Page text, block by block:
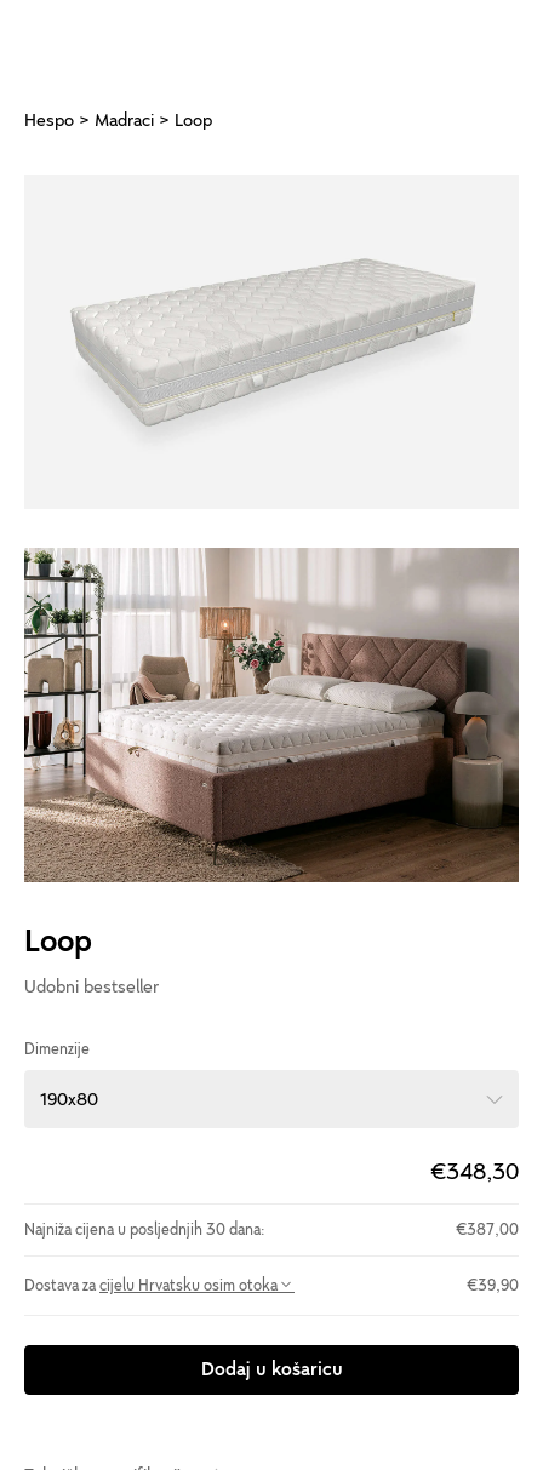
Hespo > Madraci > Loop
Loop
Udobni bestseller
Dimenzije
190x80
€348,30
Najniža cijena u posljednjih 30 dana: €387,00
Dostava za cijelu Hrvatsku osim otoka €39,90
Dodaj u košaricu